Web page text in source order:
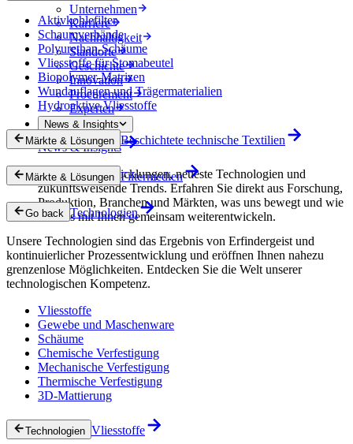
Unternehmen
Karriere
Nachhaltigkeit
Standorte
Geschichte
Innovation
Procurement
Experten
News & Insights
News & Insights
Innovative Entwicklungen, neueste Technologien und
zukunftsweisende Trends. Erfahren Sie direkt aus Forschung,
Produktion, Branchen und Märkten, was uns bewegt und wie
wir uns mit Ihnen gemeinsam weiterentwickeln.
Aktivkohlefilter
Schaumverbände
Polyurethan-Schäume
Vliesstoffe für Stomabeutel
Biopolymer-Matrizen
Wundauflagen und Trägermaterialien
Hydroaktive Vliesstoffe
Märkte & Lösungen Beschichtete technische Textilien
Märkte & Lösungen Filtermedien
Go back Technologien
Unsere Technologien sind das Ergebnis von Erfindergeist und
kontinuierlicher Prozessentwicklung und eröffnen Ihnen nahezu
grenzenlose Möglichkeiten. Entdecken Sie die Welt unserer
technologischen Kompetenz.
Vliesstoffe
Gewebe und Maschenware
Schäume
Chemische Verfestigung
Mechanische Verfestigung
Thermische Verfestigung
3D-Mattierung
Technologien Vliesstoffe